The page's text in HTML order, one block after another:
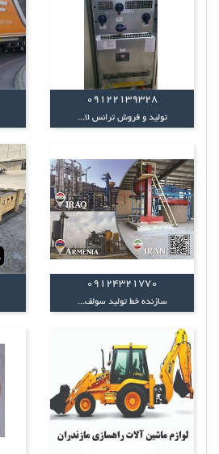
09122139328
تولید و فروش ترانس u...
09124321770
سازنده خط توليد سولف...